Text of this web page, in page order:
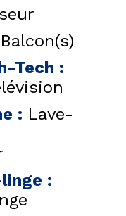
Balcon(s)
Tech :
: Lave-
: